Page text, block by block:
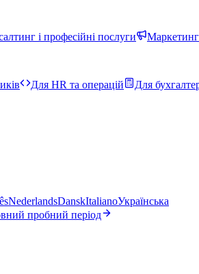
і професійні послуги
Для HR та операцій Для
NederlandsDanskItalianoУкраїнська
пробний період